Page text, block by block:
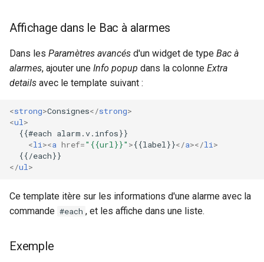
Affichage dans le Bac à alarmes
Dans les Paramètres avancés d'un widget de type Bac à
alarmes, ajouter une Info popup dans la colonne Extra
details avec le template suivant :
<strong>Consignes</strong>
<ul>
  {{#each alarm.v.infos}}
<li><a href="{{url}}" >{{label}}</a></li>
</ul>
Ce template itère sur les informations d'une alarme avec la
commande #each , et les affiche dans une liste.
Exemple